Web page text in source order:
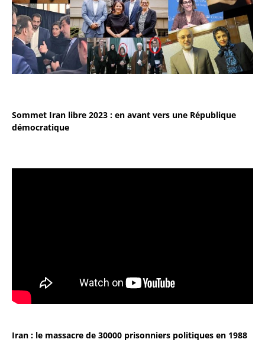
Sommet Iran libre 2023 : en avant vers une République
démocratique
Iran : le massacre de 30000 prisonniers politiques en 1988